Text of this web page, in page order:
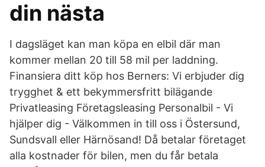
din nästa
I dagsläget kan man köpa en elbil där man
kommer mellan 20 till 58 mil per laddning.
Finansiera ditt köp hos Berners: Vi erbjuder dig
trygghet & ett bekymmersfritt bilägande
Privatleasing Företagsleasing Personalbil - Vi
hjälper dig - Välkommen in till oss i Östersund,
Sundsvall eller Härnösand! Då betalar företaget
alla kostnader för bilen, men du får betala